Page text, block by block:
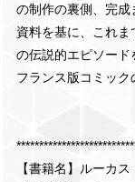
の制作の裏側、完成
資料を基に、これま
の伝説的エピソード
フランス版コミック
【書籍名】ルーカ